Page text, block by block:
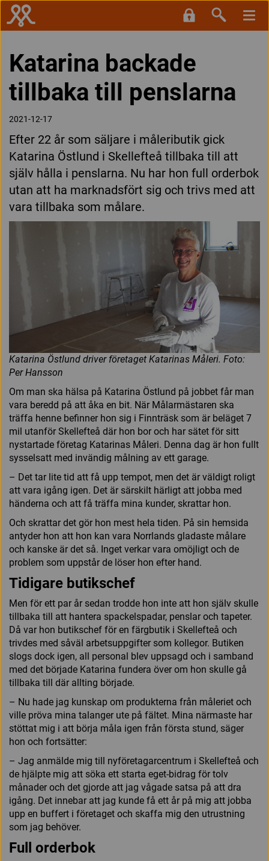
Katarina backade
tillbaka till penslarna
2021-12-17
Efter 22 år som säljare i måleributik gick
Katarina Östlund i Skellefteå tillbaka till att
själv hålla i penslarna. Nu har hon full orderbok
utan att ha marknadsfört sig och trivs med att
vara tillbaka som målare.
Katarina Östlund driver företaget Katarinas Måleri. Foto:
Per Hansson
Om man ska hälsa på Katarina Östlund på jobbet får man
vara beredd på att åka en bit. När Målarmästaren ska
träffa henne befinner hon sig i Finnträsk som är beläget 7
mil utanför Skellefteå där hon bor och har sätet för sitt
nystartade företag Katarinas Måleri. Denna dag är hon fullt
sysselsatt med invändig målning av ett garage.
– Det tar lite tid att få upp tempot, men det är väldigt roligt
att vara igång igen. Det är särskilt härligt att jobba med
händerna och att få träffa mina kunder, skrattar hon.
Och skrattar det gör hon mest hela tiden. På sin hemsida
antyder hon att hon kan vara Norrlands gladaste målare
och kanske är det så. Inget verkar vara omöjligt och de
problem som uppstår de löser hon efter hand.
Tidigare butikschef
Men för ett par år sedan trodde hon inte att hon själv skulle
tillbaka till att hantera spackelspadar, penslar och tapeter.
Då var hon butikschef för en färgbutik i Skellefteå och
trivdes med såväl arbetsuppgifter som kollegor. Butiken
slogs dock igen, all personal blev uppsagd och i samband
med det började Katarina fundera över om hon skulle gå
tillbaka till där allting började.
– Nu hade jag kunskap om produkterna från måleriet och
ville pröva mina talanger ute på fältet. Mina närmaste har
stöttat mig i att börja måla igen från första stund, säger
hon och fortsätter:
– Jag anmälde mig till nyföretagarcentrum i Skellefteå och
de hjälpte mig att söka ett starta eget-bidrag för tolv
månader och det gjorde att jag vågade satsa på att dra
igång. Det innebar att jag kunde få ett år på mig att jobba
upp en buffert i företaget och skaffa mig den utrustning
som jag behöver.
Full orderbok